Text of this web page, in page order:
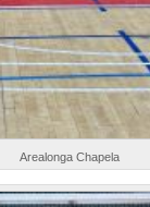
Arealonga Chapela